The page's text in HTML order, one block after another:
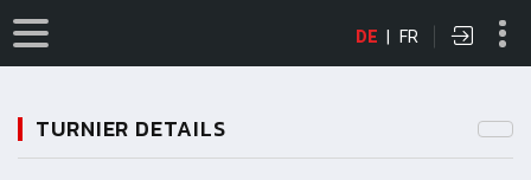
DE | FR
TURNIER DETAILS